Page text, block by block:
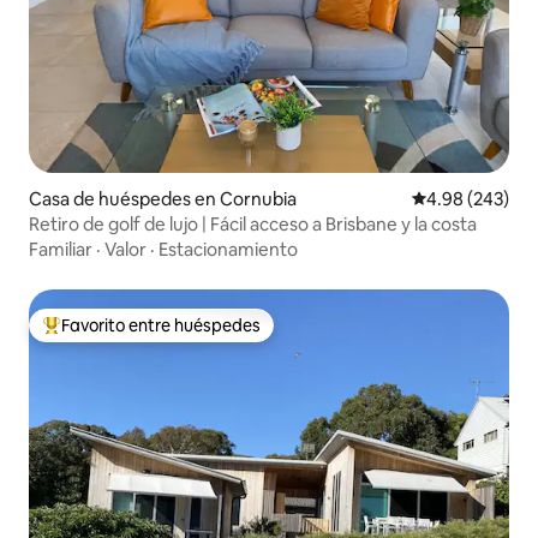
Casa de huéspedes en Cornubia Calificación
4.98 (243)
Retiro de golf de lujo | Fácil acceso a Brisbane y la costa
Familiar · Valor · Estacionamiento
De los mejores en Favorito entre huéspedes
Favorito entre huéspedes